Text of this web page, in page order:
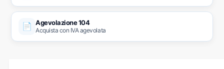
📄 Agevolazione 104
Acquista con IVA agevolata